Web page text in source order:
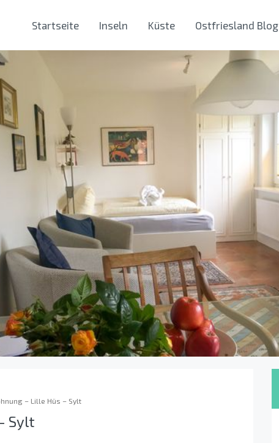
Startseite Inseln Küste Ostfriesland Blog
– Lille Hüs – Sylt
Sylt